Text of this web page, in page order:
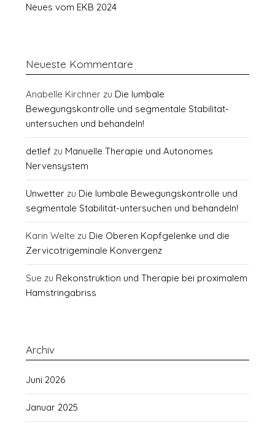
Neues vom EKB 2024
Neueste Kommentare
Anabelle Kirchner zu Die lumbale
Bewegungskontrolle und segmentale Stabilität-
untersuchen und behandeln!
detlef zu Manuelle Therapie und Autonomes
Nervensystem
Unwetter zu Die lumbale Bewegungskontrolle und
segmentale Stabilität-untersuchen und behandeln!
Karin Welte zu Die Oberen Kopfgelenke und die
Zervicotrigeminale Konvergenz
Sue zu Rekonstruktion und Therapie bei proximalem
Hamstringabriss
Archiv
Juni 2026
Januar 2025